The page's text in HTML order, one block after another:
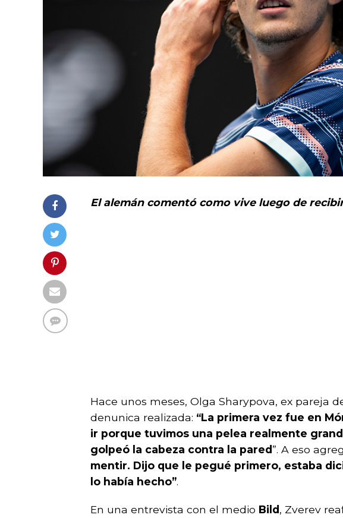
El alemán comentó como vive luego de
Hace unos meses, Olga Sharypova, ex pareja
denunica realizada: “La primera vez fue en
ir porque tuvimos una pelea realmente
golpeó la cabeza contra la pared”. A eso
mentir. Dijo que le pegué primero, estaba
lo había hecho”.
En una entrevista con el medio Bild, Zverev